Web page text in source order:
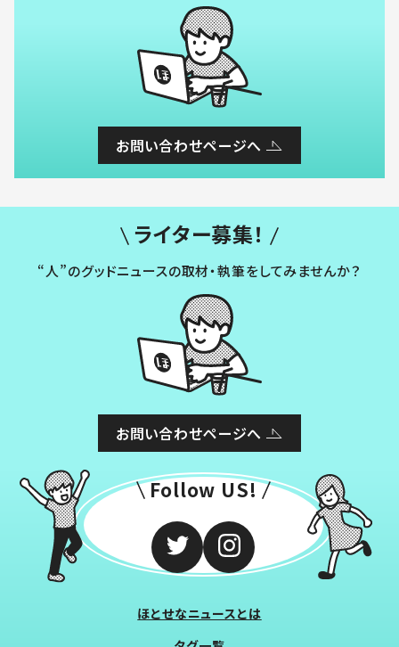
お問い合わせページへ
ライター募集！
“人”のグッドニュースの取材・執筆をしてみませんか？
お問い合わせページへ
Follow US!
ほとせなニュースとは